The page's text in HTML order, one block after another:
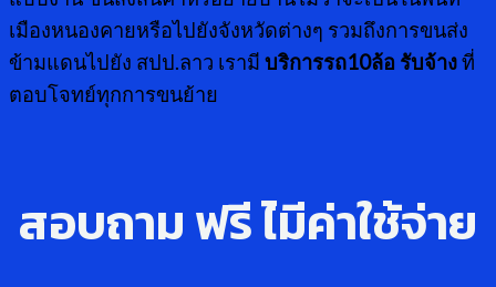
เมืองหนองคายหรือไปยังจังหวัดต่างๆ รวมถึงการขนส่ง
ข้ามแดนไปยัง สปป.ลาว เรามี บริการรถ10ล้อ รับจ้างที่
ตอบโจทย์ทุกการขนย้าย
สอบถาม ฟรี ไ่มีค่าใช้จ่าย